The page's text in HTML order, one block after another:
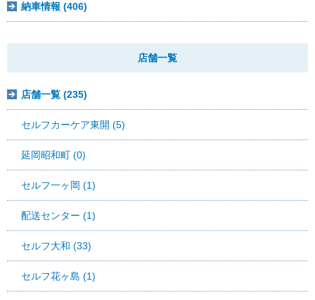
納車情報 (406)
店舗一覧
店舗一覧 (235)
セルフカーケア東開 (5)
延岡昭和町 (0)
セルフ一ヶ岡 (1)
配送センター (1)
セルフ大和 (33)
セルフ花ヶ島 (1)